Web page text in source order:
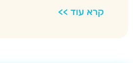
קרא עוד >>